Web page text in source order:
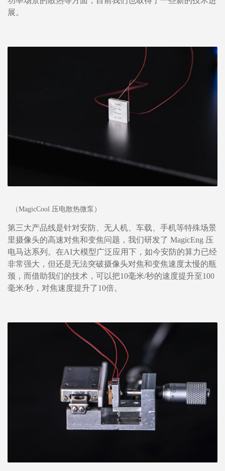
展。
（MagicCool 压电散热微泵）
第三大产品线是针对安防、无人机、车载、手机等特殊场景
里摄像头的高速对焦和变焦问题，我们研发了 MagicEng 压
电马达系列。在AI大模型广泛应用下，如今安防的算力已经
非常强大，但还是无法突破摄像头对焦和变焦速度太慢的瓶
颈，而借助我们的技术，可以把10毫米/秒的速度提升至100
毫米/秒，对焦速度提升了10倍。